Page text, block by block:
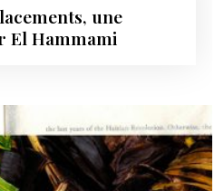
une
El Hammami